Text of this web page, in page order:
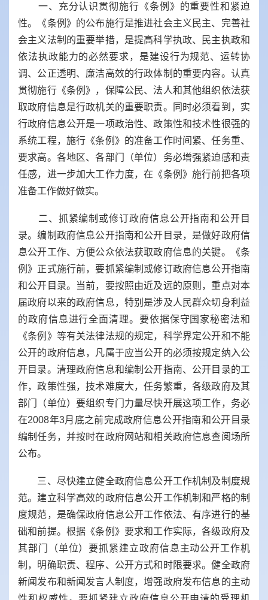
一、充分认识贯彻施行《条例》的重要性和紧迫
性。《条例》的公布施行是推进社会主义民主、完善社
会主义法制的重要举措，是提高科学执政、民主执政和
依法执政能力的必然要求，是建设行为规范、运转协
调、公正透明、廉洁高效的行政体制的重要内容。认真
贯彻施行《条例》，保障公民、法人和其他组织依法获
取政府信息是行政机关的重要职责。同时必须看到，实
行政府信息公开是一项政治性、政策性和技术性很强的
系统工程，施行《条例》的准备工作时间紧、任务重、
要求高。各地区、各部门（单位）务必增强紧迫感和责
任感，进一步加大工作力度，在《条例》施行前把各项
准备工作做好做实。
二、抓紧编制或修订政府信息公开指南和公开目
录。编制政府信息公开指南和公开目录，是做好政府信
息公开工作、方便公众依法获取政府信息的关键。《条
例》正式施行前，要抓紧编制或修订政府信息公开指南
和公开目录。当前，要按照由近及远的原则，重点对本
届政府以来的政府信息，特别是涉及人民群众切身利益
的政府信息进行全面清理。要依据保守国家秘密法和
《条例》等有关法律法规的规定，科学界定公开和不能
公开的政府信息，凡属于应当公开的必须按规定纳入公
开目录。清理政府信息和编制公开指南、公开目录的工
作，政策性强，技术难度大，任务繁重，各级政府及其
部门（单位）要组织专门力量尽快开展这项工作，务必
在2008年3月底之前完成政府信息公开指南和公开目录
编制任务，并按时在政府网站和相关政府信息查阅场所
公布。
三、尽快建立健全政府信息公开工作机制及制度规
范。建立科学高效的政府信息公开工作机制和严格的制
度规范，是确保政府信息公开工作依法、有序进行的基
础和前提。根据《条例》要求和工作实际，各级政府及
其部门（单位）要抓紧建立政府信息主动公开工作机
制，明确职责、程序、公开方式和时限要求。健全政府
新闻发布和新闻发言人制度，增强政府发布信息的主动